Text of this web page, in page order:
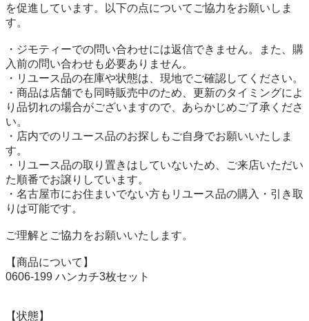
を促進しています。以下の点についてご協力をお願いしま
す。
・ジモティーでの問い合わせには返信できません。また、購
入前の問い合わせも必要ありません。
・リユース品の在庫や状態は、現地でご確認してください。
・商品は店舗でも同時販売中のため、更新のタイミングによ
り品切れの場合がございますので、あらかじめご了承くださ
い。
・店内でのリユース品のお探しもご自身でお願いいたしま
す。
・リユース品の取り置きはしていないため、ご来店いただい
た順番でお譲りしています。
・名古屋市にお住まいでない方もリユース品の購入・引き取
りは可能です。
ご理解とご協力をお願いいたします。
【商品について】
0606-199 ハンカチ3枚セット
【状態】